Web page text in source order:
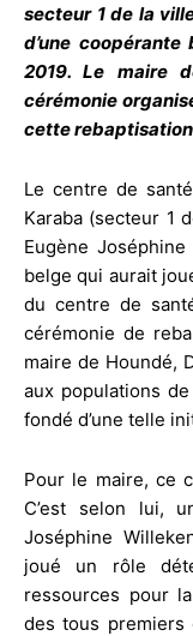
secteur 1 de la
d’une
2019. Le maire
cérémonie
cette rebaptisation
Le centre de
Karaba (secteur 1
Eugène
belge qui aurait
du centre de
cérémonie de
maire de Houndé,
aux populations
fondé d’une telle
Pour le maire, ce
C’est selon lui,
Joséphine
joué un rôle
ressources pour
des tous premiers